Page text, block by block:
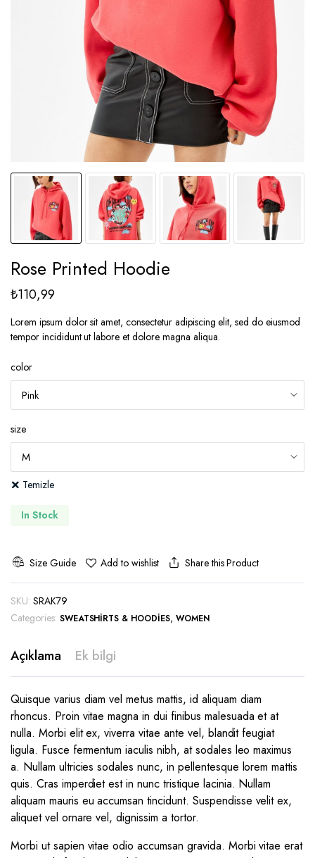
Rose Printed Hoodie
₺110,99
Lorem ipsum dolor sit amet, consectetur adipiscing elit, sed do eiusmod
tempor incididunt ut labore et dolore magna aliqua.
color
size
Temizle
In Stock
Size Guide Add to wishlist Share this Product
SKU: SRAK79
Categories: SWEATSHIRTS & HOODIES, WOMEN
Açıklama Ek bilgi
Quisque varius diam vel metus mattis, id aliquam diam
rhoncus. Proin vitae magna in dui finibus malesuada et at
nulla. Morbi elit ex, viverra vitae ante vel, blandit feugiat
ligula. Fusce fermentum iaculis nibh, at sodales leo maximus
a. Nullam ultricies sodales nunc, in pellentesque lorem mattis
quis. Cras imperdiet est in nunc tristique lacinia. Nullam
aliquam mauris eu accumsan tincidunt. Suspendisse velit ex,
aliquet vel ornare vel, dignissim a tortor.
Morbi ut sapien vitae odio accumsan gravida. Morbi vitae erat